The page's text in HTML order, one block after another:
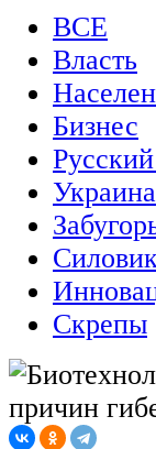
ВСЕ
Власть
Бизнес
Украина
Скрепы